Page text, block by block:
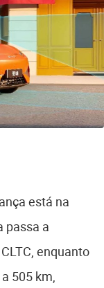
está na
passa a
enquanto
505 km,